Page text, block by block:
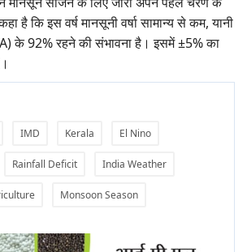
है कि इस वर्ष मानसूनी वर्षा सामान्य से कम, यानी
के 92% रहने की संभावना है। इसमें ±5% का
IMD Kerala El Nino
Rainfall Deficit India Weather
Monsoon Season